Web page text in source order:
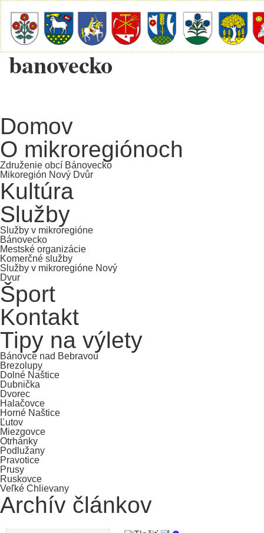
banovecko
Domov
O mikroregiónoch
Združenie obcí Bánovecko
Mikoregión Nový Dvůr
Kultúra
Služby
Služby v mikroregióne
Bánovecko
Mestské organizácie
Komerčné služby
Služby v mikroregióne Nový
Dvur
Šport
Kontakt
Tipy na výlety
Bánovce nad Bebravou
Brezolupy
Dolné Naštice
Dubnička
Dvorec
Halačovce
Horné Naštice
Ľutov
Miezgovce
Otrhánky
Podlužany
Pravotice
Prusy
Ruskovce
Veľké Chlievany
Archív článkov